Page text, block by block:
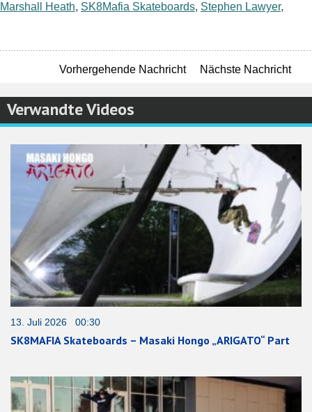
Marshall Heath, SK8Mafia Skateboards, Stephen Lawyer,
Vorhergehende Nachricht Nächste Nachricht
Verwandte Videos
13. Juli 2026 00:30
SK8MAFIA Skateboards – Masaki Hongo „ARIGATO“ Part